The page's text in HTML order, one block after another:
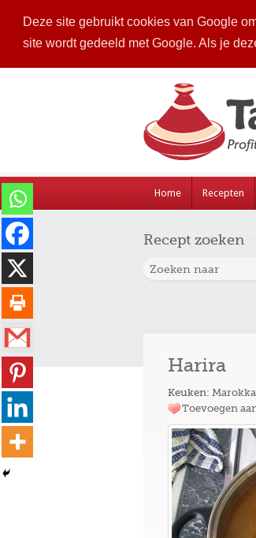
Deze site gebruikt cookies van Google
site wordt gedeeld met Google. Als je
Home Recepten
Recept zoeken
Harira
Keuken:
Toevoegen